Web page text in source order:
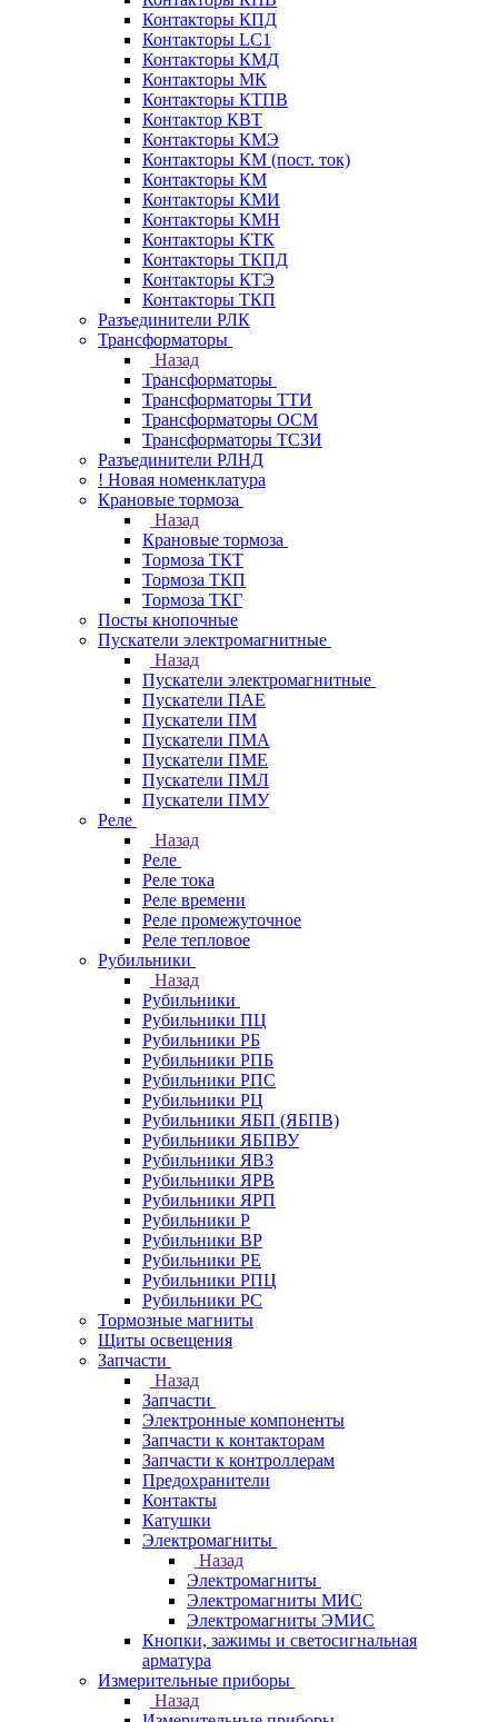
Контакторы КПД
Контакторы LC1
Контакторы КМД
Контакторы МК
Контакторы КТПВ
Контактор КВТ
Контакторы КМЭ
Контакторы КМ (пост. ток)
Контакторы КМ
Контакторы КМИ
Контакторы КМН
Контакторы КТК
Контакторы ТКПД
Контакторы КТЭ
Контакторы ТКП
Разъединители РЛК
Трансформаторы
Назад
Трансформаторы
Трансформаторы ТТИ
Трансформаторы ОСМ
Трансформаторы ТСЗИ
Разъединители РЛНД
! Новая номенклатура
Крановые тормоза
Назад
Крановые тормоза
Тормоза ТКТ
Тормоза ТКП
Тормоза ТКГ
Посты кнопочные
Пускатели электромагнитные
Назад
Пускатели электромагнитные
Пускатели ПАЕ
Пускатели ПМ
Пускатели ПМА
Пускатели ПМЕ
Пускатели ПМЛ
Пускатели ПМУ
Реле
Назад
Реле
Реле тока
Реле времени
Реле промежуточное
Реле тепловое
Рубильники
Назад
Рубильники
Рубильники ПЦ
Рубильники РБ
Рубильники РПБ
Рубильники РПС
Рубильники РЦ
Рубильники ЯБП (ЯБПВ)
Рубильники ЯБПВУ
Рубильники ЯВЗ
Рубильники ЯРВ
Рубильники ЯРП
Рубильники Р
Рубильники ВР
Рубильники РЕ
Рубильники РПЦ
Рубильники РС
Тормозные магниты
Щиты освещения
Запчасти
Назад
Запчасти
Электронные компоненты
Запчасти к контакторам
Запчасти к контроллерам
Предохранители
Контакты
Катушки
Электромагниты
Назад
Электромагниты
Электромагниты МИС
Электромагниты ЭМИС
Кнопки, зажимы и светосигнальная
арматура
Измерительные приборы
Назад